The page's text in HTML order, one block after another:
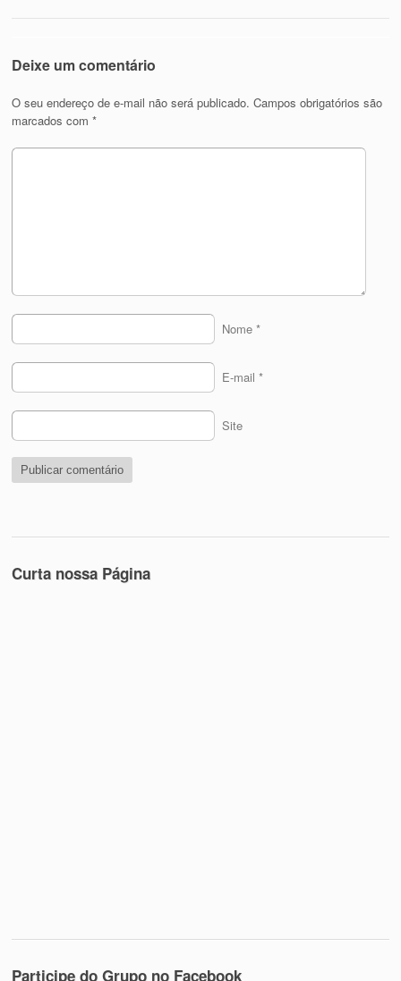
Deixe um comentário
O seu endereço de e-mail não será publicado. Campos obrigatórios são
marcados com*
Nome *
E-mail *
Site
Curta nossa Página
Participe do Grupo no Facebook